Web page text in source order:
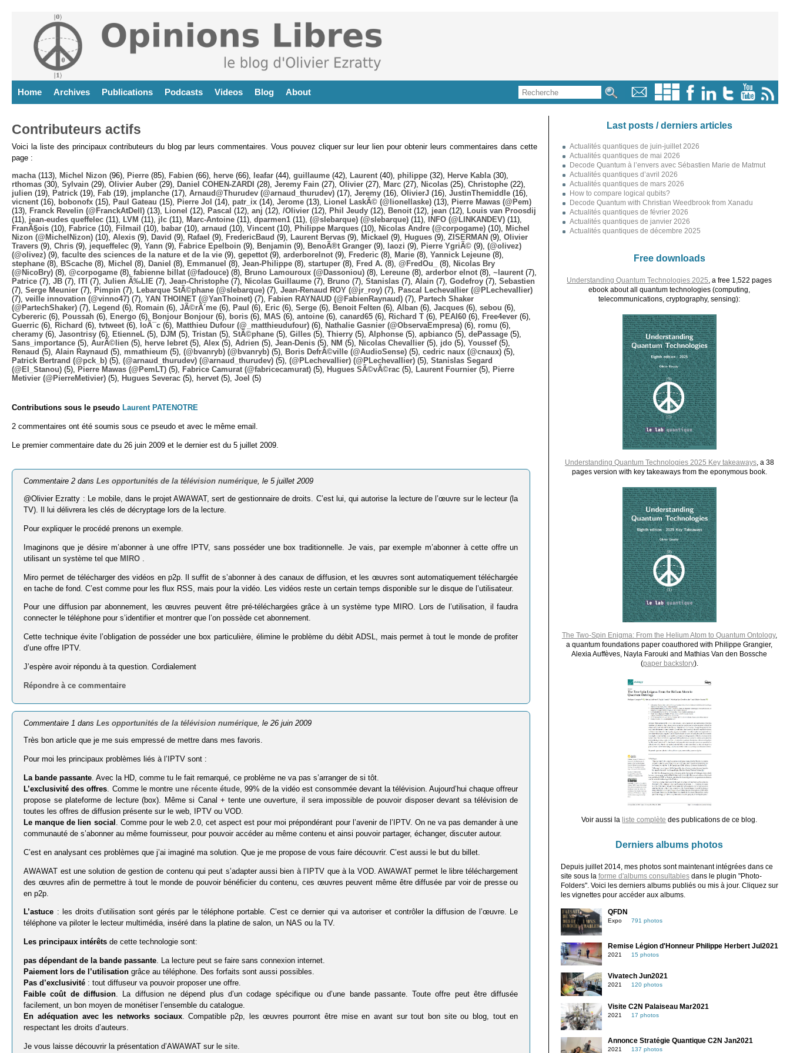
Home Archives Publications Podcasts Videos Blog About
Contributeurs actifs
Voici la liste des principaux contributeurs du blog par leurs commentaires. Vous pouvez cliquer sur leur lien pour obtenir leurs commentaires dans cette
page :
macha (113), Michel Nizon (96), Pierre (85), Fabien (66), herve (66), leafar (44), guillaume (42), Laurent (40), philippe (32), Herve Kabla (30),
rthomas (30), Sylvain (29), Olivier Auber (29), Daniel COHEN-ZARDI (28), Jeremy Fain (27), Olivier (27), Marc (27), Nicolas (25), Christophe (22),
julien (19), Patrick (19), Fab (19), jmplanche (17), Arnaud@Thurudev (@arnaud_thurudev) (17), Jeremy (16), OlivierJ (16), JustinThemiddle (16),
vicnent (16), bobonofx (15), Paul Gateau (15), Pierre Jol (14), patr_ix (14), Jerome (13), Lionel LaskÃ© (@lionellaske) (13),
Pierre Mawas (@Pem)
(13),
Franck Revelin (@FranckAtDell) (13), Lionel (12), Pascal (12), anj (12), /Olivier (12), Phil Jeudy (12), Benoit (12), jean (12),
Louis van Proosdij
(11), jean-eudes queffelec (11), LVM (11), jlc (11), Marc-Antoine (11), dparmen1 (11), (@slebarque) (@slebarque) (11), INFO (@LINKANDEV) (11),
FranÃ§ois (10), Fabrice (10), Filmail (10), babar (10), arnaud (10), Vincent (10), Philippe Marques (10), Nicolas Andre (@corpogame) (10),
Michel
Nizon (@MichelNizon) (10), Alexis (9), David (9), Rafael (9), FredericBaud (9), Laurent Bervas (9), Mickael (9), Hugues (9), ZISERMAN (9), Olivier
Travers (9), Chris (9), jequeffelec (9), Yann (9), Fabrice Epelboin (9), Benjamin (9), BenoÃ®t Granger (9), laozi (9), Pierre YgriÃ© (9), (@olivez)
(@olivez) (9), faculte des sciences de la nature et de la vie (9), gepettot (9), arderborelnot (9), Frederic (8), Marie (8), Yannick Lejeune (8),
stephane (8), BScache (8), Michel (8), Daniel (8), Emmanuel (8), Jean-Philippe (8), startuper (8), Fred A. (8), @FredOu_ (8),
Nicolas Bry
(@NicoBry) (8), @corpogame (8), fabienne billat (@fadouce) (8), Bruno Lamouroux (@Dassoniou) (8), Lereune (8), arderbor elnot (8), ~laurent (7),
Patrice (7), JB (7), ITI (7), Julien Ã‰LIE (7), Jean-Christophe (7), Nicolas Guillaume (7), Bruno (7), Stanislas (7), Alain (7), Godefroy (7), Sebastien
(7), Serge Meunier (7), Pimpin (7), Lebarque StÃ©phane (@slebarque) (7), Jean-Renaud ROY (@jr_roy) (7),
Pascal Lechevallier (@PLechevallier)
(7), veille innovation (@vinno47) (7), YAN THOINET (@YanThoinet) (7), Fabien RAYNAUD (@FabienRaynaud) (7),
Partech Shaker
(@PartechShaker) (7), Legend (6), Romain (6), JÃ©rÃ´me (6), Paul (6), Eric (6), Serge (6), Benoit Felten (6), Alban (6), Jacques (6), sebou (6),
Cybereric (6), Poussah (6), Energo (6), Bonjour Bonjour (6), boris (6), MAS (6), antoine (6), canard65 (6), Richard T (6), PEAI60 (6), Free4ever (6),
Guerric (6), Richard (6), tvtweet (6), loÃ¯c (6), Matthieu Dufour (@_matthieudufour) (6), Nathalie Gasnier (@ObservaEmpresa) (6), romu (6),
cheramy (6), Jasontrisy (6), EtienneL (5), DJM (5), Tristan (5), StÃ©phane (5), Gilles (5), Thierry (5), Alphonse (5), apbianco (5), dePassage (5),
Sans_importance (5), AurÃ©lien (5), herve lebret (5), Alex (5), Adrien (5), Jean-Denis (5), NM (5), Nicolas Chevallier (5), jdo (5), Youssef(5),
Renaud (5), Alain Raynaud (5), mmathieum (5), (@bvanryb) (@bvanryb) (5), Boris DefrÃ©ville (@AudioSense) (5), cedric naux (@cnaux) (5),
Patrick Bertrand (@pck_b) (5), (@arnaud_thurudev) (@arnaud_thurudev) (5), (@PLechevallier) (@PLechevallier) (5), Stanislas Segard
(@El_Stanou) (5), Pierre Mawas (@PemLT) (5), Fabrice Camurat (@fabricecamurat) (5), Hugues SÃ©vÃ©rac (5), Laurent Fournier (5),
Pierre
Metivier (@PierreMetivier) (5), Hugues Severac (5), hervet (5), Joel (5)
Contributions sous le pseudo Laurent PATENOTRE
2 commentaires ont été soumis sous ce pseudo et avec le même email.
Le premier commentaire date du 26 juin 2009 et le dernier est du 5 juillet 2009.
Commentaire 2 dansLes opportunités de la télévision numérique, le 5 juillet 2009
@Olivier Ezratty : Le mobile, dans le projet AWAWAT, sert de gestionnaire de droits. C’est lui, qui autorise la lecture de l’œuvre sur le lecteur (la
TV). Il lui délivrera les clés de décryptage lors de la lecture.
Pour expliquer le procédé prenons un exemple.
Imaginons que je désire m’abonner à une offre IPTV, sans posséder une box traditionnelle. Je vais, par exemple m’abonner à cette offre un
utilisant un système tel que MIRO
Miro permet de télécharger des vidéos en p2p. Il suffit de s’abonner à des canaux de diffusion, et les œuvres sont automatiquement téléchargée
en tache de fond. C’est comme pour les flux RSS, mais pour la vidéo. Les vidéos reste un certain temps disponible sur le disque de l’utilisateur.
Pour une diffusion par abonnement, les œuvres peuvent être pré-téléchargées grâce à un système type MIRO. Lors de l’utilisation, il faudra
connecter le téléphone pour s’identifier et montrer que l’on possède cet abonnement.
Cette technique évite l’obligation de posséder une box particulière, élimine le problème du débit ADSL, mais permet à tout le monde de profiter
d’une offre IPTV.
J’espère avoir répondu à ta question. Cordialement
Répondre à ce commentaire
Commentaire 1 dansLes opportunités de la télévision numérique , le 26 juin 2009
Très bon article que je me suis empressé de mettre dans mes favoris.
Pour moi les principaux problèmes liés à l’IPTV sont :
La bande passante . Avec la HD, comme tu le fait remarqué, ce problème ne va pas s’arranger de si tôt.
L’exclusivité des offres . Comme le montre une récente étude , 99% de la vidéo est consommée devant la télévision. Aujourd’hui chaque offreur
propose se plateforme de lecture (box). Même si Canal + tente une ouverture, il sera impossible de pouvoir disposer devant sa télévision de
toutes les offres de diffusion présente sur le web, IPTV ou VOD.
Le manque de lien social
. Comme pour le web 2.0, cet aspect est pour moi prépondérant pour l’avenir de l’IPTV. On ne va pas demander à une
communauté de s’abonner au même fournisseur, pour pouvoir accéder au même contenu et ainsi pouvoir partager, échanger, discuter autour.
C’est en analysant ces problèmes que j’ai imaginé ma solution. Que je me propose de vous faire découvrir. C’est aussi le but du billet.
AWAWAT est une solution de gestion de contenu qui peut s’adapter aussi bien à l’IPTV que à la VOD. AWAWAT permet le libre téléchargement
des œuvres afin de permettre à tout le monde de pouvoir bénéficier du contenu, ces œuvres peuvent même être diffusée par voir de presse ou
en p2p.
L’astuce : les droits d’utilisation sont gérés par le téléphone portable. C’est ce dernier qui va autoriser et contrôler la diffusion de l’œuvre. Le
téléphone va piloter le lecteur multimédia, inséré dans la platine de salon, un NAS ou la TV.
Les principaux intérêts de cette technologie sont:
pas dépendant de la bande passante . La lecture peut se faire sans connexion internet.
Paiement lors de l’utilisation grâce au téléphone. Des forfaits sont aussi possibles.
Pas d’exclusivité : tout diffuseur va pouvoir proposer une offre.
Faible coût de diffusion . La diffusion ne dépend plus d’un codage spécifique ou d’une bande passante. Toute offre peut être diffusée
facilement, un bon moyen de monétiser l’ensemble du catalogue.
En adéquation avec les networks sociaux. Compatible p2p, les œuvres pourront être mise en avant sur tout bon site ou blog, tout en
respectant les droits d’auteurs.
Je vous laisse découvrir la présentation d’AWAWAT sur lesite
Last posts / derniers articles
Actualités quantiques de juin-juillet 2026
Actualités quantiques de mai 2026
Decode Quantum à l’envers avec Sébastien Marie de Matmut
Actualités quantiques d’avril 2026
Actualités quantiques de mars 2026
How to compare logical qubits?
Decode Quantum with Christian Weedbrook from Xanadu
Actualités quantiques de février 2026
Actualités quantiques de janvier 2026
Actualités quantiques de décembre 2025
Free downloads
Understanding Quantum Technologies 2025 , a free 1,522 pages
ebook about all quantum technologies (computing,
telecommunications, cryptography, sensing):
Understanding Quantum Technologies 2025 Key takeaways, a 38
pages version with key takeaways from the eponymous book.
The Two-Spin Enigma: From the Helium Atom to Quantum Ontology,
a quantum foundations paper coauthored with Philippe Grangier,
Alexia Auffèves, Nayla Farouki and Mathias Van den Bossche
(paper backstory).
Voir aussi la liste complète des publications de ce blog.
Derniers albums photos
Depuis juillet 2014, mes photos sont maintenant intégrées dans ce
site sous la forme d'albums consultablesdans le plugin "Photo-
Folders". Voici les derniers albums publiés ou mis à jour. Cliquez sur
les vignettes pour accéder aux albums.
QFDN
Expo 791 photos
Remise Légion d'Honneur Philippe Herbert Jul2021
2021 15 photos
Vivatech Jun2021
2021 120 photos
Visite C2N Palaiseau Mar2021
2021 17 photos
Annonce Stratégie Quantique C2N Jan2021
2021 137 photos